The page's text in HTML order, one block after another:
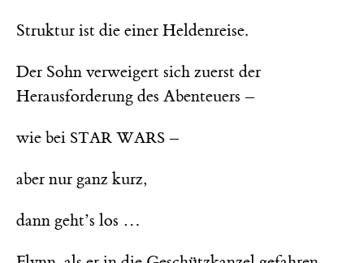
Struktur ist die einer Heldenreise.
Der Sohn verweigert sich zuerst der
Herausforderung des Abenteuers –
wie bei STAR WARS –
aber nur ganz kurz,
dann geht’s los …